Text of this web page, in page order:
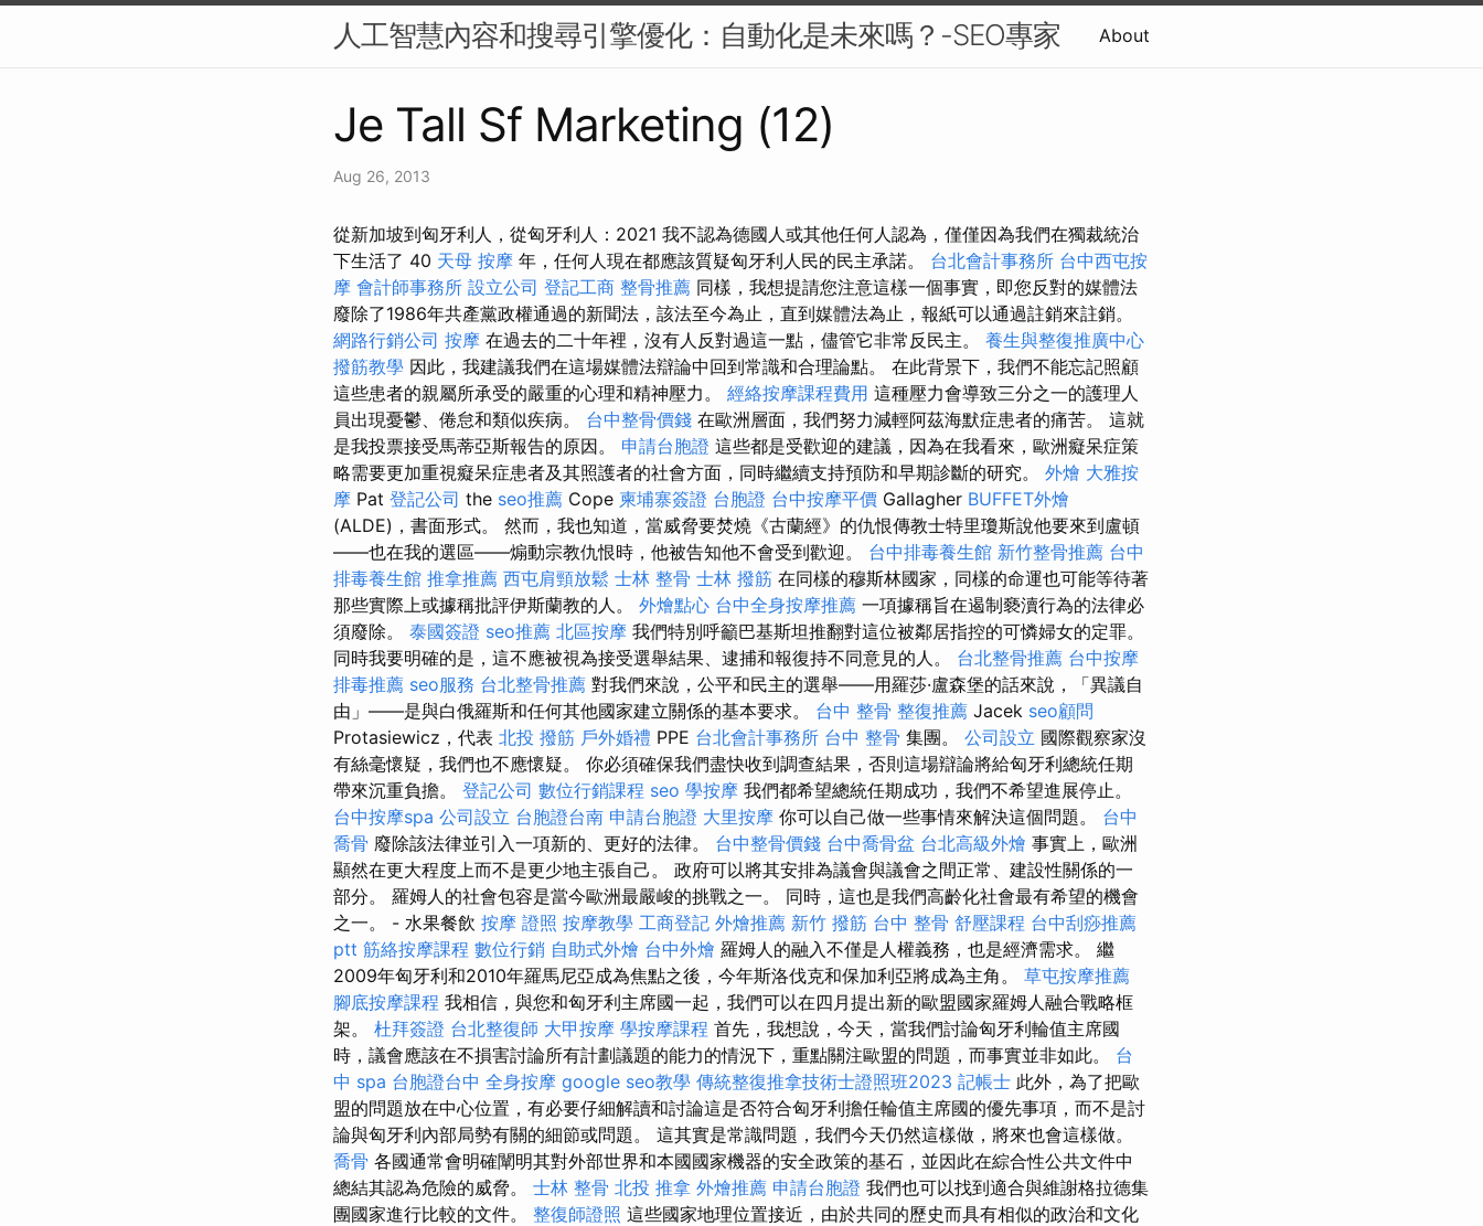
人工智慧內容和搜尋引擎優化：自動化是未來嗎？-SEO專家 About
Je Tall Sf Marketing (12)
Aug 26, 2013
從新加坡到匈牙利人，從匈牙利人：2021 我不認為德國人或其他任何人認為，僅僅因為我們在獨裁統治
下生活了 40 天母 按摩 年，任何人現在都應該質疑匈牙利人民的民主承諾。 台北會計事務所 台中西屯按
摩 會計師事務所 設立公司 登記工商 整骨推薦 同樣，我想提請您注意這樣一個事實，即您反對的媒體法
廢除了1986年共產黨政權通過的新聞法，該法至今為止，直到媒體法為止，報紙可以通過註銷來註銷。
網路行銷公司 按摩 在過去的二十年裡，沒有人反對過這一點，儘管它非常反民主。 養生與整復推廣中心
撥筋教學 因此，我建議我們在這場媒體法辯論中回到常識和合理論點。 在此背景下，我們不能忘記照顧
這些患者的親屬所承受的嚴重的心理和精神壓力。 經絡按摩課程費用 這種壓力會導致三分之一的護理人
員出現憂鬱、倦怠和類似疾病。 台中整骨價錢 在歐洲層面，我們努力減輕阿茲海默症患者的痛苦。 這就
是我投票接受馬蒂亞斯報告的原因。 申請台胞證 這些都是受歡迎的建議，因為在我看來，歐洲癡呆症策
略需要更加重視癡呆症患者及其照護者的社會方面，同時繼續支持預防和早期診斷的研究。 外燴 大雅按
摩 Pat 登記公司 the seo推薦 Cope 柬埔寨簽證 台胞證 台中按摩平價 Gallagher BUFFET外燴
(ALDE)，書面形式。 然而，我也知道，當威脅要焚燒《古蘭經》的仇恨傳教士特里瓊斯說他要來到盧頓
——也在我的選區——煽動宗教仇恨時，他被告知他不會受到歡迎。 台中排毒養生館 新竹整骨推薦 台中
排毒養生館 推拿推薦 西屯肩頸放鬆 士林 整骨 士林 撥筋 在同樣的穆斯林國家，同樣的命運也可能等待著
那些實際上或據稱批評伊斯蘭教的人。 外燴點心 台中全身按摩推薦 一項據稱旨在遏制褻瀆行為的法律必
須廢除。 泰國簽證 seo推薦 北區按摩 我們特別呼籲巴基斯坦推翻對這位被鄰居指控的可憐婦女的定罪。
同時我要明確的是，這不應被視為接受選舉結果、逮捕和報復持不同意見的人。 台北整骨推薦 台中按摩
排毒推薦 seo服務 台北整骨推薦 對我們來說，公平和民主的選舉——用羅莎·盧森堡的話來說，「異議自
由」——是與白俄羅斯和任何其他國家建立關係的基本要求。 台中 整骨 整復推薦 Jacek seo顧問
Protasiewicz，代表 北投 撥筋 戶外婚禮 PPE 台北會計事務所 台中 整骨 集團。 公司設立 國際觀察家沒
有絲毫懷疑，我們也不應懷疑。 你必須確保我們盡快收到調查結果，否則這場辯論將給匈牙利總統任期
帶來沉重負擔。 登記公司 數位行銷課程 seo 學按摩 我們都希望總統任期成功，我們不希望進展停止。
台中按摩spa 公司設立 台胞證台南 申請台胞證 大里按摩 你可以自己做一些事情來解決這個問題。 台中
喬骨 廢除該法律並引入一項新的、更好的法律。 台中整骨價錢 台中喬骨盆 台北高級外燴 事實上，歐洲
顯然在更大程度上而不是更少地主張自己。 政府可以將其安排為議會與議會之間正常、建設性關係的一
部分。 羅姆人的社會包容是當今歐洲最嚴峻的挑戰之一。 同時，這也是我們高齡化社會最有希望的機會
之一。 - 水果餐飲 按摩 證照 按摩教學 工商登記 外燴推薦 新竹 撥筋 台中 整骨 舒壓課程 台中刮痧推薦
ptt 筋絡按摩課程 數位行銷 自助式外燴 台中外燴 羅姆人的融入不僅是人權義務，也是經濟需求。 繼
2009年匈牙利和2010年羅馬尼亞成為焦點之後，今年斯洛伐克和保加利亞將成為主角。 草屯按摩推薦
腳底按摩課程 我相信，與您和匈牙利主席國一起，我們可以在四月提出新的歐盟國家羅姆人融合戰略框
架。 杜拜簽證 台北整復師 大甲按摩 學按摩課程 首先，我想說，今天，當我們討論匈牙利輪值主席國
時，議會應該在不損害討論所有計劃議題的能力的情況下，重點關注歐盟的問題，而事實並非如此。 台
中 spa 台胞證台中 全身按摩 google seo教學 傳統整復推拿技術士證照班2023 記帳士 此外，為了把歐
盟的問題放在中心位置，有必要仔細解讀和討論這是否符合匈牙利擔任輪值主席國的優先事項，而不是討
論與匈牙利內部局勢有關的細節或問題。 這其實是常識問題，我們今天仍然這樣做，將來也會這樣做。
喬骨 各國通常會明確闡明其對外部世界和本國國家機器的安全政策的基石，並因此在綜合性公共文件中
總結其認為危險的威脅。 士林 整骨 北投 推拿 外燴推薦 申請台胞證 我們也可以找到適合與維謝格拉德集
團國家進行比較的文件。 整復師證照 這些國家地理位置接近，由於共同的歷史而具有相似的政治和文化